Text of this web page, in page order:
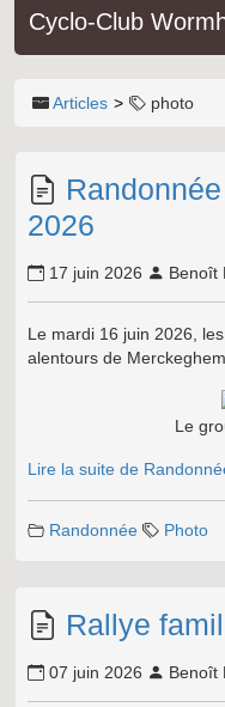
Cyclo-Club
Articles photo
2026
17 juin 2026 Benoît
Le mardi 16 juin 2026,
alentours de Merckeghem.
Le
Lire la suite de
Randonnée Photo
Rallye
07 juin 2026 Benoît